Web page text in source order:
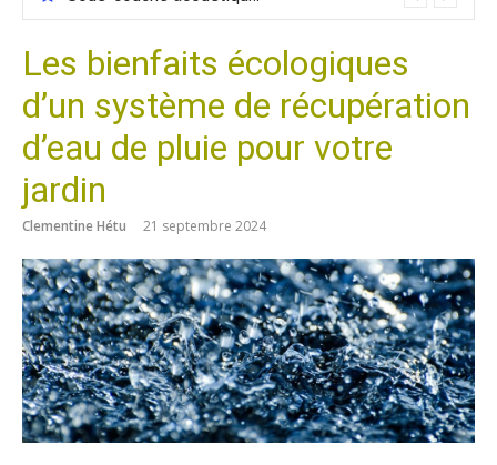
Les bienfaits écologiques
d’un système de récupération
d’eau de pluie pour votre
jardin
Clementine Hétu 21 septembre 2024